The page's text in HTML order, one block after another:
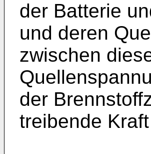
der Batterie
und deren
zwischen
der
treibende